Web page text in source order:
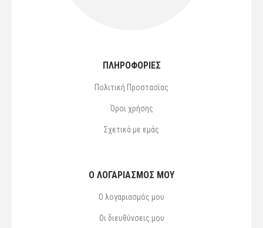
ΠΛΗΡΟΦΟΡΙΕΣ
Πολιτική Προστασίας
Όροι χρήσης
Σχετικά με εμάς
Ο ΛΟΓΑΡΙΑΣΜΌΣ ΜΟΥ
Ο λογαριασμός μου
Οι διευθύνσεις μου